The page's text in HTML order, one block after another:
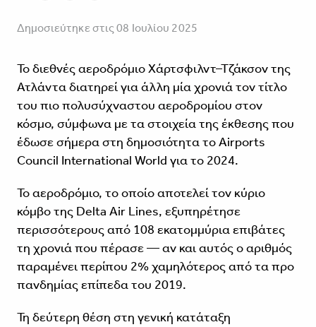
Δημοσιεύτηκε στις 08 Ιουλίου 2025
Το διεθνές αεροδρόμιο Χάρτσφιλντ–Τζάκσον της
Ατλάντα διατηρεί για άλλη μία χρονιά τον τίτλο
του πιο πολυσύχναστου αεροδρομίου στον
κόσμο, σύμφωνα με τα στοιχεία της έκθεσης που
έδωσε σήμερα στη δημοσιότητα το Airports
Council International World για το 2024.
Το αεροδρόμιο, το οποίο αποτελεί τον κύριο
κόμβο της Delta Air Lines, εξυπηρέτησε
περισσότερους από 108 εκατομμύρια επιβάτες
τη χρονιά που πέρασε — αν και αυτός ο αριθμός
παραμένει περίπου 2% χαμηλότερος από τα προ
πανδημίας επίπεδα του 2019.
Τη δεύτερη θέση στη γενική κατάταξη